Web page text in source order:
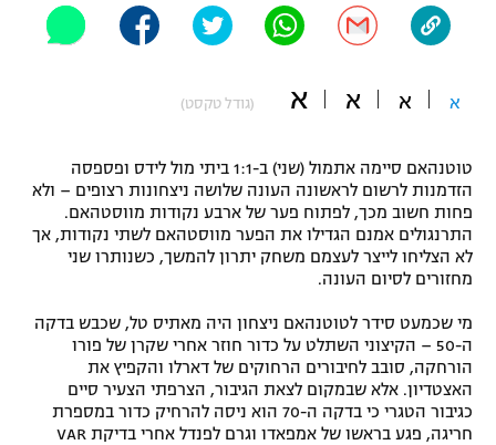
"מחצית בשכונה" – פודקאסט
משתתפים וזוכים בפרסים
תקנון משתתפים וזוכים בפרסים
תקנון עבור פעילות אלקטרה
תקנון עבור פעילות ספורט 1 – "מרלן"
טניס
גיימינג E-Sports
תנאי שימוש
מדיניות פרטיות
אופניים
ספורט מוטורי
פוטבול אמריקאי NFL
בייסבול MLB
ספורט אתגרי ואקסטרים
אומנויות לחימה
גיימינג E-Sports
א א א א (גודל טקסט)
טוטנהאם סיימה אתמול (שני) ב-1:1 ביתי מול לידס ופספסה
הזדמנות לרשום לראשונה העונה שלושה ניצחונות רצופים – ולא
פחות חשוב מכך, לפתוח פער של ארבע נקודות מווסטהאם.
התרנגולים אמנם הגדילו את הפער מווסטהאם לשתי נקודות, אך
לא הצליחו לייצר לעצמם משחק יתרון להמשך, כשנותרו שני
מחזורים לסיום העונה.
מי שכמעט סידר לטוטנהאם ניצחון היה מאתיס טל, שכבש בדקה
ה-50 – הקיצוני השתלט על כדור חוזר אחרי שקרן של פורו
הורחקה, סובב לחיבורים הרחוקים של דארלו והקפיץ את
האצטדיון. אלא שבמקום לצאת הגיבור, הצרפתי הצעיר סיים
כגיבור הטגרי כי בדקה ה-70 הוא ניסה להרחיק כדור במספרת
חריגה, פגע בראשו של אמפאדו וגרם לפנדל אחרי בדיקת VAR